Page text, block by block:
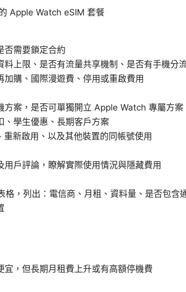
Apple Watch eSIM 套餐
否需要鎖定合約
料上限、是否有流量共享機制、是否有手機分
加購、國際漫遊費、停用或重啟費用
方案，是否可單獨開立 Apple Watch 專屬方案
、學生優惠、長期客戶方案
重新啟用、以及其他裝置的同帳號使用
用戶評論，瞭解實際使用情況與隱藏費用
格，列出：電信商、月租、資料量、是否包含
宜，但長期月租費上升或有高額停機費